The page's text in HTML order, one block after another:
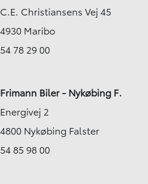
C.E. Christiansens Vej 45
4930 Maribo
54 78 29 00
Frimann Biler - Nykøbing F.
Energivej 2
4800 Nykøbing Falster
54 85 98 00